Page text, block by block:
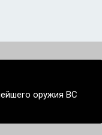
оружия ВС